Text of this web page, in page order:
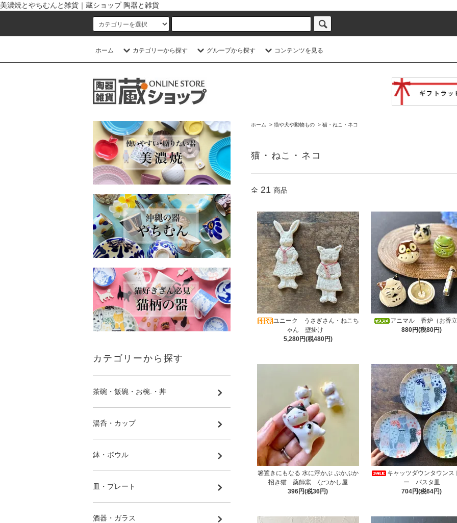
美濃焼とやちむんと雑貨｜蔵ショップ 陶器と雑貨
ホーム カテゴリーから探す グループから探す コンテンツを見る
ホーム > 猫や犬や動物もの > 猫・ねこ・ネコ
猫・ねこ・ネコ
全 21 商品
ユニーク うさぎさん・ねこち
ゃん 壁掛け
5,280円(税480円)
アニマル 香炉（お香立
880円(税80円)
箸置きにもなる 水に浮かぶ ぷかぷか
招き猫 薬師窯 なつかし屋
396円(税36円)
キャッツダウンタウンス
ー パスタ皿
704円(税64円)
カテゴリーから探す
茶碗・飯碗・お椀.・丼
湯呑・カップ
鉢・ボウル
皿・プレート
酒器・ガラス